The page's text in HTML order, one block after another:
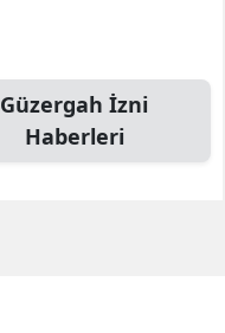
Güzergah İzni
Haberleri